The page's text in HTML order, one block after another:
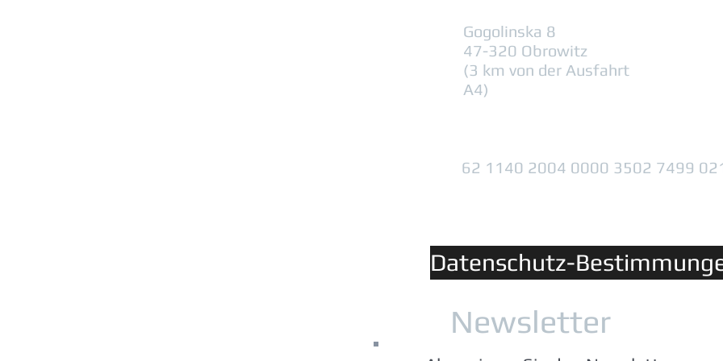
Gogolinska 8
47-320 Obrowitz
(3 km von der Ausfahrt
A4)
62 1140 2004 0000 3502 7499
Datenschutz-
Newsletter